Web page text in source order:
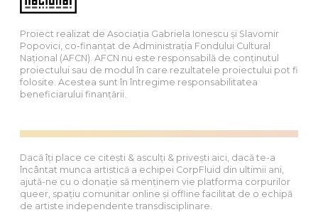
Proiect realizat de Asociația Gabriela Ionescu și Slavomir
Popovici, co-finanțat de Administrația Fondului Cultural
Național (AFCN). AFCN nu este responsabilă de conținutul
proiectului sau de modul în care rezultatele proiectului pot fi
folosite. Acestea sunt în întregime responsabilitatea
beneficiarului finanțării.
Dacă îți place ce citești & asculți & privești aici, dacă te-a
încântat munca artistică a echipei CorpFluid din ultimii ani,
ajută-ne cu o donație să menținem vie platforma corpurilor
queer, spațiu comunitar online și offline facilitat de o echipă
de artiste independente transdisciplinare.